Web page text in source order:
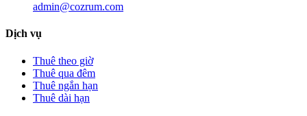
admin@cozrum.com
Dịch vụ
Thuê theo giờ
Thuê qua đêm
Thuê ngắn hạn
Thuê dài hạn